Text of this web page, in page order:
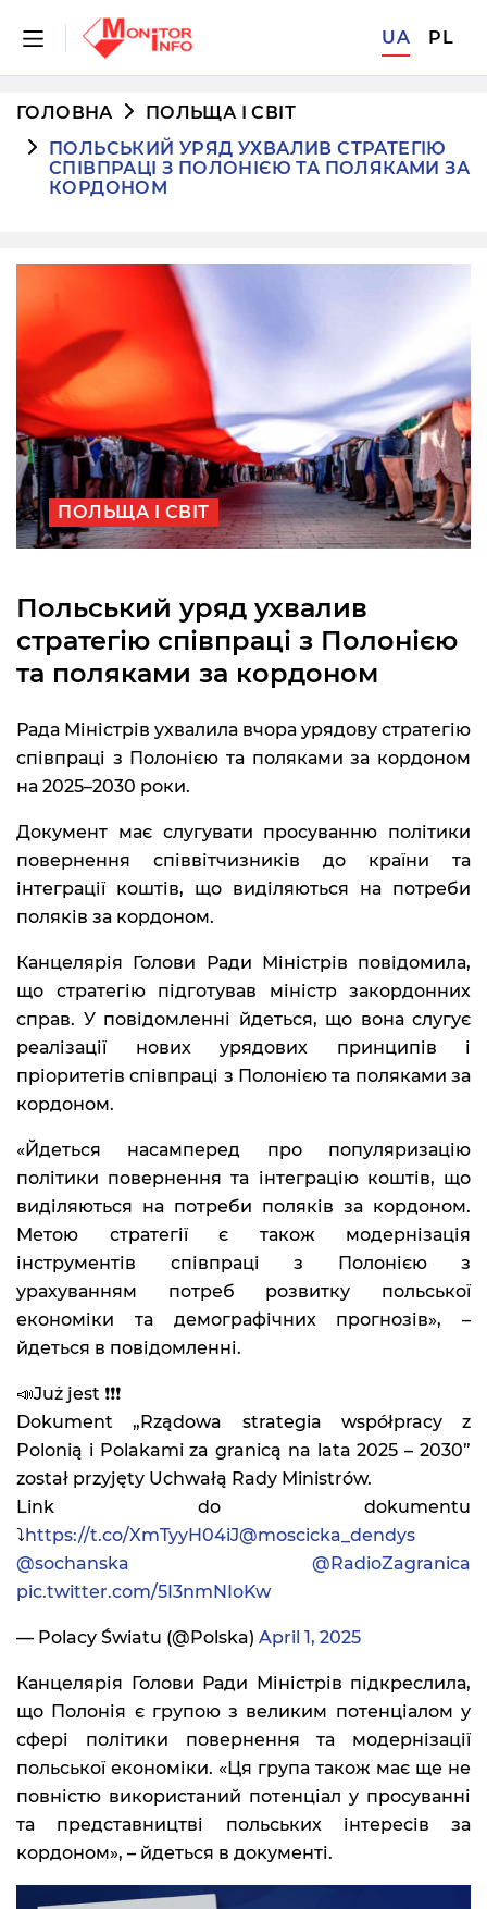
UA PL
ГОЛОВНА
ПОЛЬЩА І СВІТ
ПОЛЬСЬКИЙ УРЯД УХВАЛИВ СТРАТЕГІЮ
СПІВПРАЦІ З ПОЛОНІЄЮ ТА ПОЛЯКАМИ ЗА
КОРДОНОМ
ПОЛЬЩА І СВІТ
Польський уряд ухвалив
стратегію співпраці з Полонією
та поляками за кордоном
Рада Міністрів ухвалила вчора урядову стратегію
співпраці з Полонією та поляками за кордоном
на 2025–2030 роки.
Документ має слугувати просуванню політики
повернення співвітчизників до країни та
інтеграції коштів, що виділяються на потреби
поляків за кордоном.
Канцелярія Голови Ради Міністрів повідомила,
що стратегію підготував міністр закордонних
справ. У повідомленні йдеться, що вона слугує
реалізації нових урядових принципів і
пріоритетів співпраці з Полонією та поляками за
кордоном.
«Йдеться насамперед про популяризацію
політики повернення та інтеграцію коштів, що
виділяються на потреби поляків за кордоном.
Метою стратегії є також модернізація
інструментів співпраці з Полонією з
урахуванням потреб розвитку польської
економіки та демографічних прогнозів», –
йдеться в повідомленні.
📣Już jest ❗️❗️❗️
Dokument „Rządowa strategia współpracy z
Polonią i Polakami za granicą na lata 2025 – 2030”
został przyjęty Uchwałą Rady Ministrów.
Link do dokumentu
⤵️https://t.co/XmTyyH04iJ@moscicka_dendys
@sochanska
@RadioZagranica
pic.twitter.com/5I3nmNIoKw
— Polacy Światu (@Polska) April 1, 2025
Канцелярія Голови Ради Міністрів підкреслила,
що Полонія є групою з великим потенціалом у
сфері політики повернення та модернізації
польської економіки. «Ця група також має ще не
повністю використаний потенціал у просуванні
та представництві польських інтересів за
кордоном», – йдеться в документі.